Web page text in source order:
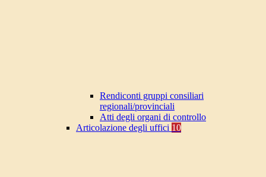
Rendiconti gruppi consiliari
regionali/provinciali
Atti degli organi di controllo
Articolazione degli uffici 10